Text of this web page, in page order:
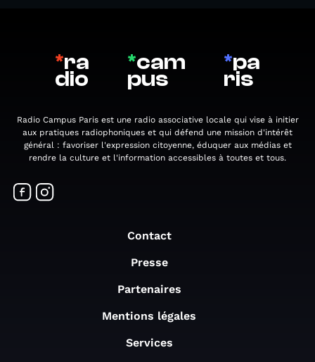
*ra
dio
*cam
pus
*pa
ris
Radio Campus Paris est une radio associative locale qui vise à initier
aux pratiques radiophoniques et qui défend une mission d'intérêt
général : favoriser l'expression citoyenne, éduquer aux médias et
rendre la culture et l'information accessibles à toutes et tous.
Contact
Presse
Partenaires
Mentions légales
Services